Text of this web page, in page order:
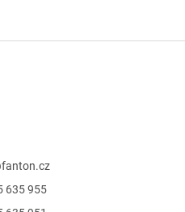
fanton.cz
635 955